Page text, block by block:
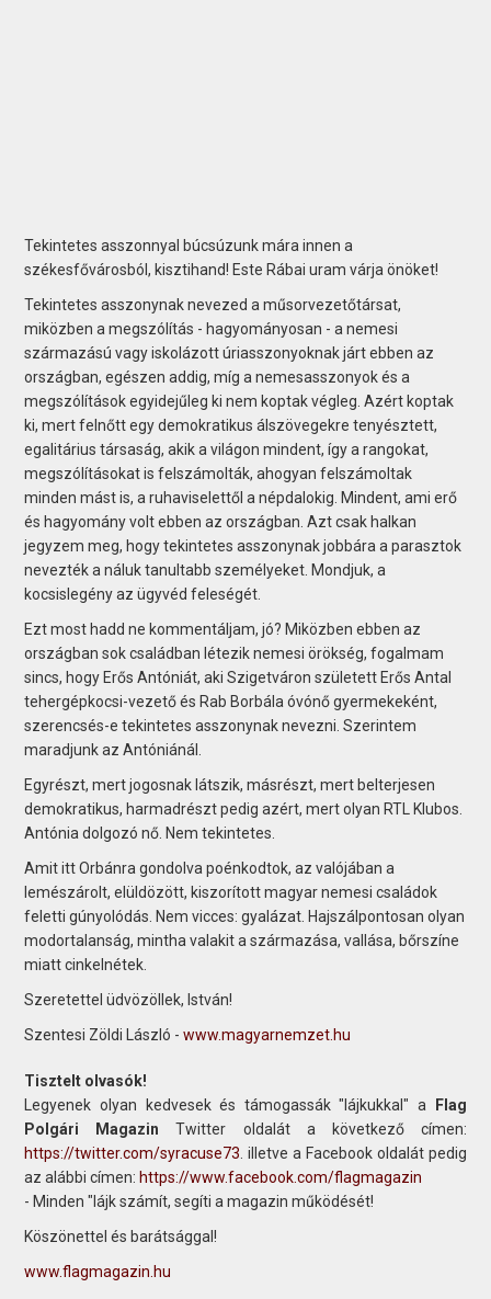
Tekintetes asszonnyal búcsúzunk mára innen a
székesfővárosból, kisztihand! Este Rábai uram várja önöket!
Tekintetes asszonynak nevezed a műsorvezetőtársat,
miközben a megszólítás - hagyományosan - a nemesi
származású vagy iskolázott úriasszonyoknak járt ebben az
országban, egészen addig, míg a nemesasszonyok és a
megszólítások egyidejűleg ki nem koptak végleg. Azért koptak
ki, mert felnőtt egy demokratikus álszövegekre tenyésztett,
egalitárius társaság, akik a világon mindent, így a rangokat,
megszólításokat is felszámolták, ahogyan felszámoltak
minden mást is, a ruhaviselettől a népdalokig. Mindent, ami erő
és hagyomány volt ebben az országban. Azt csak halkan
jegyzem meg, hogy tekintetes asszonynak jobbára a parasztok
nevezték a náluk tanultabb személyeket. Mondjuk, a
kocsislegény az ügyvéd feleségét.
Ezt most hadd ne kommentáljam, jó? Miközben ebben az
országban sok családban létezik nemesi örökség, fogalmam
sincs, hogy Erős Antóniát, aki Szigetváron született Erős Antal
tehergépkocsi-vezető és Rab Borbála óvónő gyermekeként,
szerencsés-e tekintetes asszonynak nevezni. Szerintem
maradjunk az Antóniánál.
Egyrészt, mert jogosnak látszik, másrészt, mert belterjesen
demokratikus, harmadrészt pedig azért, mert olyan RTL Klubos.
Antónia dolgozó nő. Nem tekintetes.
Amit itt Orbánra gondolva poénkodtok, az valójában a
lemészárolt, elüldözött, kiszorított magyar nemesi családok
feletti gúnyolódás. Nem vicces: gyalázat. Hajszálpontosan olyan
modortalanság, mintha valakit a származása, vallása, bőrszíne
miatt cinkelnétek.
Szeretettel üdvözöllek, István!
Szentesi Zöldi László -www.magyarnemzet.hu
Tisztelt olvasók!
Legyenek olyan kedvesek és támogassák "lájkukkal" a
Flag
Polgári Magazin Twitter oldalát a következő címen:
https://twitter.com/syracuse73 . illetve a Facebook oldalát pedig
az alábbi címen: https://www.facebook.com/flagmagazin
- Minden "lájk számít, segíti a magazin működését!
Köszönettel és barátsággal!
www.flagmagazin.hu